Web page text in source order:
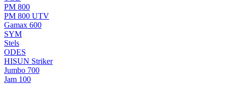
РМ 800
РМ 800 UTV
Gamax 600
SYM
Stels
ОDЕS
HISUN Striker
Jumbo 700
Jam 100